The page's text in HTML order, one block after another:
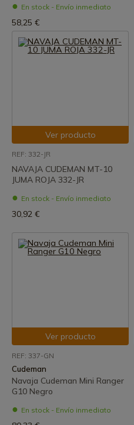
En stock - Envío inmediato
58,25 €
Ver producto
REF: 332-JR
NAVAJA CUDEMAN MT-10
JUMA ROJA 332-JR
En stock - Envío inmediato
30,92 €
Ver producto
REF: 337-GN
Cudeman
Navaja Cudeman Mini Ranger
G10 Negro
En stock - Envío inmediato